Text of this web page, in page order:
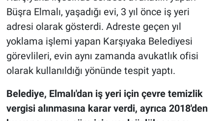
Büşra Elmalı, yaşadığı evi, 3 yıl önce iş yeri
adresi olarak gösterdi. Adreste geçen yıl
yoklama işlemi yapan Karşıyaka Belediyesi
görevlileri, evin aynı zamanda avukatlık ofisi
olarak kullanıldığı yönünde tespit yaptı.
Belediye, Elmalı'dan iş yeri için çevre temizlik
vergisi alınmasına karar verdi, ayrıca 2018'den